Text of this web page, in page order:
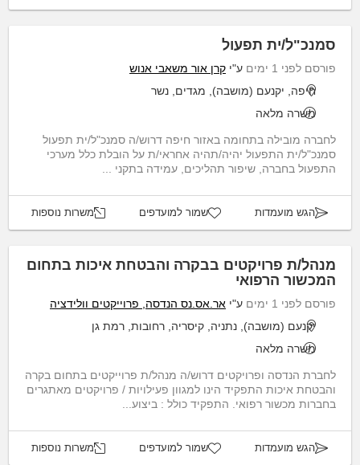
סמנכ"ל/ית תפעול
פורסם לפני 1 ימים ע"י קרן אור משאבי אנוש
חיפה, יקנעם (מושבה), מגדים, נשר
משרה מלאה
לחברה מובילה בתחומה באזור חיפה דרוש/ה סמנכ"ל/ית תפעול
סמנכ"ל/ית התפעול יהיה/תהיה אחראי/ת על הובלת כלל מערכי
התפעול בחברה, שיפור תהליכים, עמידה בתקני ...
הגש מועמדות שמור למועדפים משרות נוספות
מנהל/ת פרויקטים בבקרה והבטחת איכות בתחום
המכשור הרפואי
פורסם לפני 1 ימים ע"י אר.אס.נס הנדסה, פרוייקטים וולידציה
יקנעם (מושבה), נתניה, קיסריה, רחובות, רמת גן
משרה מלאה
לחברת הנדסה ופרויקטים דרוש/ה מנהל/ת פרוייקטים בתחום בקרה
והבטחת איכות התפקיד הינו למגוון פעילויות / פרויקטים מאתגרים
בחברות מכשור רפואי. התפקיד כולל : ביצוע...
הגש מועמדות שמור למועדפים משרות נוספות